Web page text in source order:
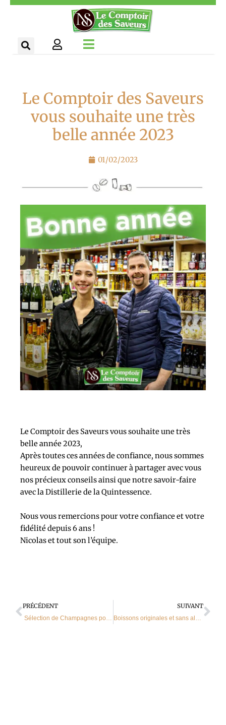
Aller
Le Comptoir des Saveurs
vous souhaite une très
belle année 2023
01/02/2023
Le Comptoir des Saveurs vous souhaite une très
belle année 2023,
Après toutes ces années de confiance, nous sommes
heureux de pouvoir continuer à partager avec vous
nos précieux conseils ainsi que notre savoir-faire
avec la Distillerie de la Quintessence.
Nous vous remercions pour votre confiance et votre
fidélité depuis 6 ans !
Nicolas et tout son l’équipe.
Précédent
PRÉCÉDENT
SUIVANT
Panneau de gestion des cookies